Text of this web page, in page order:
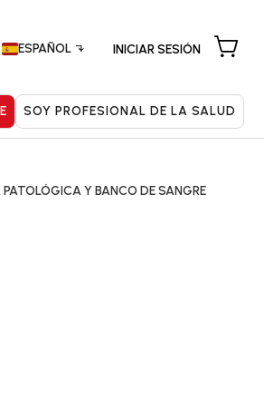
ESPAÑOL INICIAR SESIÓN
Y BANCO DE SANGRE